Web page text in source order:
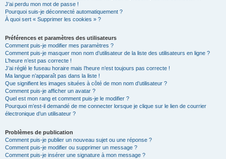
J’ai perdu mon mot de passe !
Pourquoi suis-je déconnecté automatiquement ?
À quoi sert « Supprimer les cookies » ?
Préférences et paramètres des utilisateurs
Comment puis-je modifier mes paramètres ?
Comment puis-je masquer mon nom d’utilisateur de la liste des utilisateurs en ligne ?
L’heure n’est pas correcte !
J’ai réglé le fuseau horaire mais l’heure n’est toujours pas correcte !
Ma langue n’apparaît pas dans la liste !
Que signifient les images situées à côté de mon nom d’utilisateur ?
Comment puis-je afficher un avatar ?
Quel est mon rang et comment puis-je le modifier ?
Pourquoi m’est-il demandé de me connecter lorsque je clique sur le lien de courrier
électronique d’un utilisateur ?
Problèmes de publication
Comment puis-je publier un nouveau sujet ou une réponse ?
Comment puis-je modifier ou supprimer un message ?
Comment puis-je insérer une signature à mon message ?